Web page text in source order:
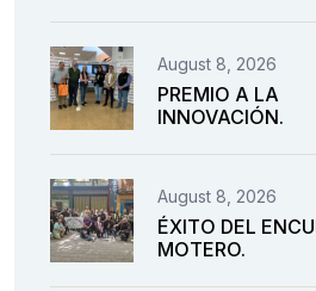
August 8, 2026
PREMIO A LA
INNOVACIÓN.
August 8, 2026
ÉXITO DEL
MOTERO.